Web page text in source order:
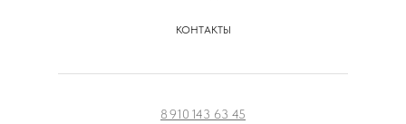
КОНТАКТЫ
8 910 143 63 45